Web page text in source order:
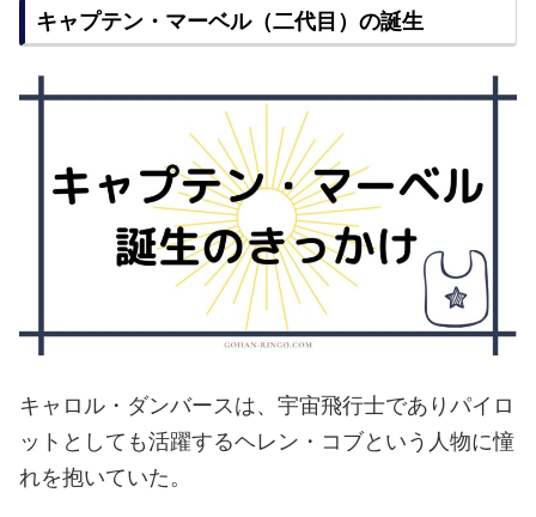
キャプテン・マーベル（二代目）の誕生
キャロル・ダンバースは、宇宙飛行士でありパイロ
ットとしても活躍するヘレン・コブという人物に憧
れを抱いていた。